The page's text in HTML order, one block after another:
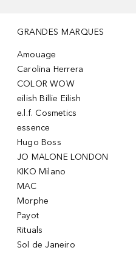
GRANDES MARQUES
Amouage
Carolina Herrera
COLOR WOW
eilish Billie Eilish
e.l.f. Cosmetics
essence
Hugo Boss
JO MALONE LONDON
KIKO Milano
MAC
Morphe
Payot
Rituals
Sol de Janeiro